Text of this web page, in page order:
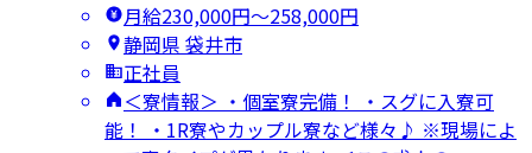
月給230,000円〜258,000円
静岡県 袋井市
正社員
＜寮情報＞ ・個室寮完備！ ・スグに入寮可
能！ ・1R寮やカップル寮など様々♪ ※現場によ